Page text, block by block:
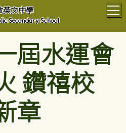
英文中學
Secondary School
屆水運會
鑽禧校
章